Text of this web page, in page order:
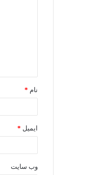
نام *
ایمیل *
وب‌ سایت